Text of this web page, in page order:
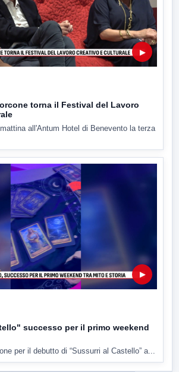
▶
torna il Festival del Lavoro
all'Antum Hotel di Benevento la terza
▶
successo per il primo weekend
per il debutto di “Sussurri al Castello” a...